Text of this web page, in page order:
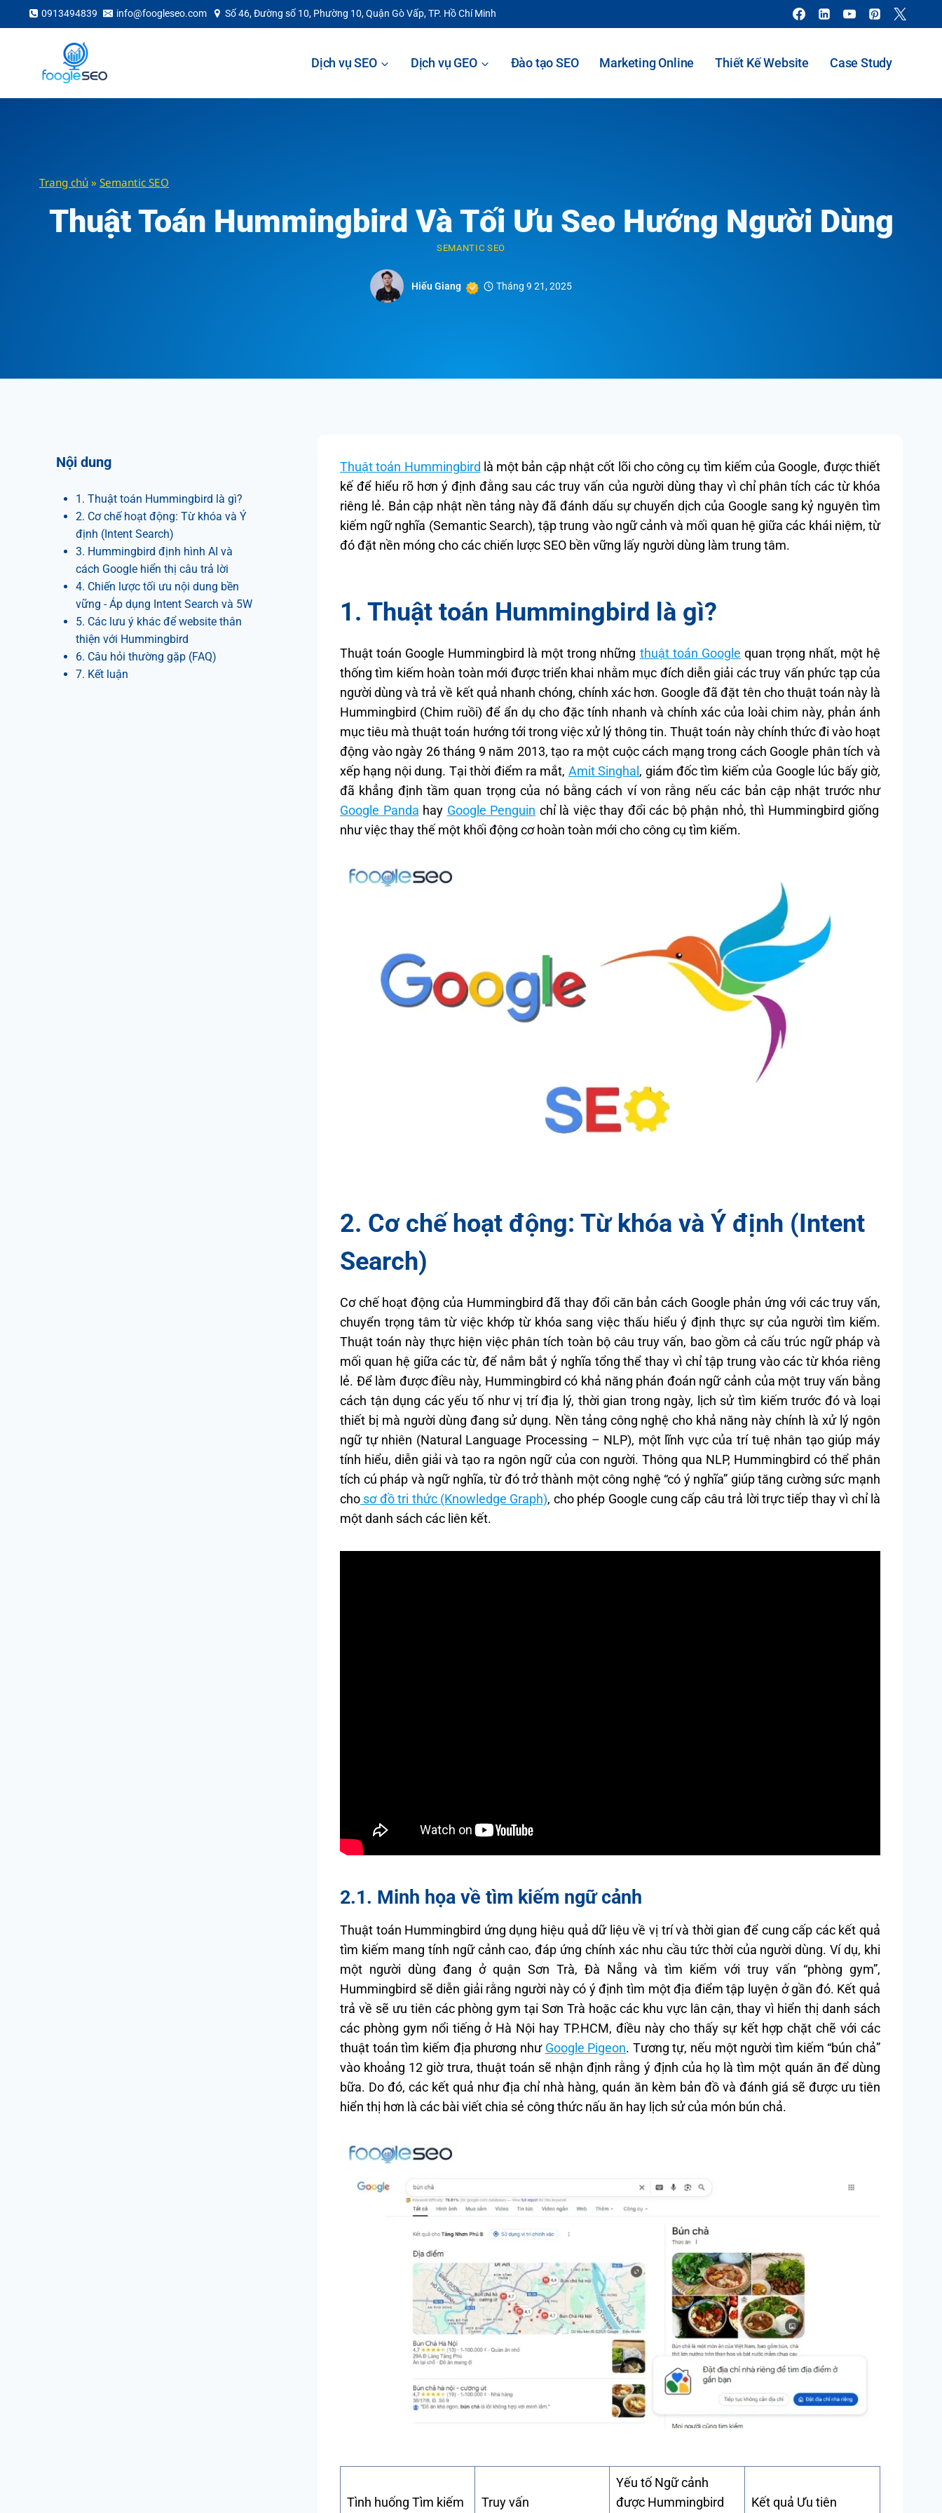
to
0913494839 info@foogleseo.com Số 46, Đường số 10, Phường 10, Quận Gò Vấp, TP. Hồ Chí Minh
Dịch vụ SEO Dịch vụ GEO Đào tạo SEO Marketing Online Thiết Kế Website Case Study
Trang chủ » Semantic SEO
Thuật Toán Hummingbird Và Tối Ưu Seo Hướng Người Dùng
SEMANTIC SEO
Hiếu Giang Tháng 9 21, 2025
Thuật toán Hummingbird là một bản cập nhật cốt lõi cho công cụ tìm kiếm của Google, được thiết
kế để hiểu rõ hơn ý định đằng sau các truy vấn của người dùng thay vì chỉ phân tích các từ khóa
riêng lẻ. Bản cập nhật nền tảng này đã đánh dấu sự chuyển dịch của Google sang kỷ nguyên tìm
kiếm ngữ nghĩa (Semantic Search), tập trung vào ngữ cảnh và mối quan hệ giữa các khái niệm, từ
đó đặt nền móng cho các chiến lược SEO bền vững lấy người dùng làm trung tâm.
1. Thuật toán Hummingbird là gì?
Thuật toán Google Hummingbird là một trong những thuật toán Google quan trọng nhất, một hệ
thống tìm kiếm hoàn toàn mới được triển khai nhằm mục đích diễn giải các truy vấn phức tạp của
người dùng và trả về kết quả nhanh chóng, chính xác hơn. Google đã đặt tên cho thuật toán này là
Hummingbird (Chim ruồi) để ẩn dụ cho đặc tính nhanh và chính xác của loài chim này, phản ánh
mục tiêu mà thuật toán hướng tới trong việc xử lý thông tin. Thuật toán này chính thức đi vào hoạt
động vào ngày 26 tháng 9 năm 2013, tạo ra một cuộc cách mạng trong cách Google phân tích và
xếp hạng nội dung. Tại thời điểm ra mắt, Amit Singhal , giám đốc tìm kiếm của Google lúc bấy giờ,
đã khẳng định tầm quan trọng của nó bằng cách ví von rằng nếu các bản cập nhật trước như
Google Panda hay Google Penguin chỉ là việc thay đổi các bộ phận nhỏ, thì Hummingbird giống
như việc thay thế một khối động cơ hoàn toàn mới cho công cụ tìm kiếm.
2. Cơ chế hoạt động: Từ khóa và Ý định (Intent
Search)
Cơ chế hoạt động của Hummingbird đã thay đổi căn bản cách Google phản ứng với các truy vấn,
chuyển trọng tâm từ việc khớp từ khóa sang việc thấu hiểu ý định thực sự của người tìm kiếm.
Thuật toán này thực hiện việc phân tích toàn bộ câu truy vấn, bao gồm cả cấu trúc ngữ pháp và
mối quan hệ giữa các từ, để nắm bắt ý nghĩa tổng thể thay vì chỉ tập trung vào các từ khóa riêng
lẻ. Để làm được điều này, Hummingbird có khả năng phán đoán ngữ cảnh của một truy vấn bằng
cách tận dụng các yếu tố như vị trí địa lý, thời gian trong ngày, lịch sử tìm kiếm trước đó và loại
thiết bị mà người dùng đang sử dụng. Nền tảng công nghệ cho khả năng này chính là xử lý ngôn
ngữ tự nhiên (Natural Language Processing – NLP), một lĩnh vực của trí tuệ nhân tạo giúp máy
tính hiểu, diễn giải và tạo ra ngôn ngữ của con người. Thông qua NLP, Hummingbird có thể phân
tích cú pháp và ngữ nghĩa, từ đó trở thành một công nghệ “có ý nghĩa” giúp tăng cường sức mạnh
cho sơ đồ tri thức (Knowledge Graph), cho phép Google cung cấp câu trả lời trực tiếp thay vì chỉ là
một danh sách các liên kết.
2.1. Minh họa về tìm kiếm ngữ cảnh
Thuật toán Hummingbird ứng dụng hiệu quả dữ liệu về vị trí và thời gian để cung cấp các kết quả
tìm kiếm mang tính ngữ cảnh cao, đáp ứng chính xác nhu cầu tức thời của người dùng. Ví dụ, khi
một người dùng đang ở quận Sơn Trà, Đà Nẵng và tìm kiếm với truy vấn “phòng gym”,
Hummingbird sẽ diễn giải rằng người này có ý định tìm một địa điểm tập luyện ở gần đó. Kết quả
trả về sẽ ưu tiên các phòng gym tại Sơn Trà hoặc các khu vực lân cận, thay vì hiển thị danh sách
các phòng gym nổi tiếng ở Hà Nội hay TP.HCM, điều này cho thấy sự kết hợp chặt chẽ với các
thuật toán tìm kiếm địa phương như Google Pigeon. Tương tự, nếu một người tìm kiếm “bún chả”
vào khoảng 12 giờ trưa, thuật toán sẽ nhận định rằng ý định của họ là tìm một quán ăn để dùng
bữa. Do đó, các kết quả như địa chỉ nhà hàng, quán ăn kèm bản đồ và đánh giá sẽ được ưu tiên
hiển thị hơn là các bài viết chia sẻ công thức nấu ăn hay lịch sử của món bún chả.
Tình huống Tìm kiếm Truy vấn
Yếu tố Ngữ cảnh
được Hummingbird
Kết quả Ưu tiên
Nội dung
1. Thuật toán Hummingbird là gì?
2. Cơ chế hoạt động: Từ khóa và Ý
định (Intent Search)
3. Hummingbird định hình AI và
cách Google hiển thị câu trả lời
4. Chiến lược tối ưu nội dung bền
vững - Áp dụng Intent Search và 5W
5. Các lưu ý khác để website thân
thiện với Hummingbird
6. Câu hỏi thường gặp (FAQ)
7. Kết luận